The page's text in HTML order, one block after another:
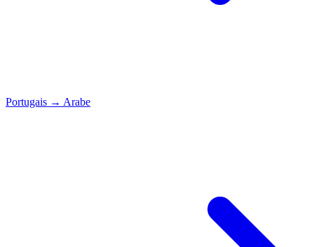
Portugais → Arabe